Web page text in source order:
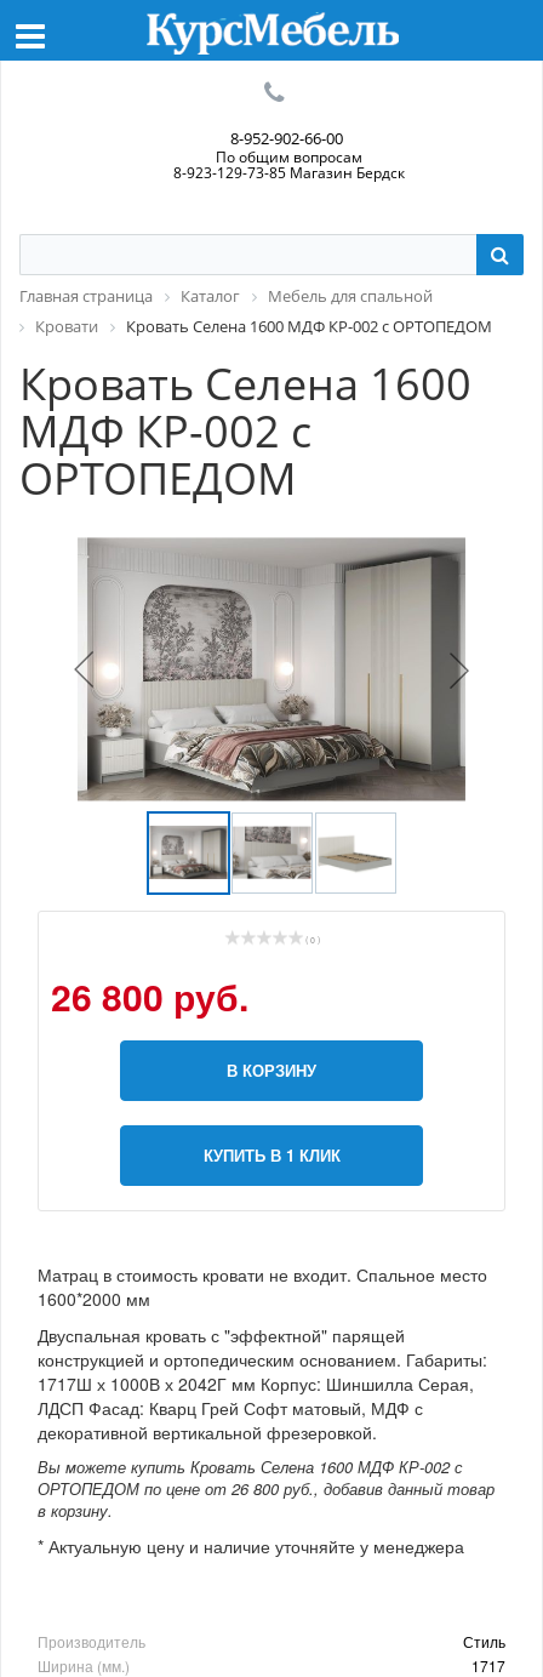
8-952-902-66-00
По общим вопросам
8-923-129-73-85 Магазин Бердск
Главная страница Каталог
Мебель для спальной
Кровати
Кровать Селена 1600 МДФ КР-002 с ОРТОПЕДОМ
Кровать Селена 1600
МДФ КР-002 с
ОРТОПЕДОМ
( 0 )
26 800 руб.
В КОРЗИНУ
КУПИТЬ В 1 КЛИК
Матрац в стоимость кровати не входит. Спальное место
1600*2000 мм
Двуспальная кровать с "эффектной" парящей
конструкцией и ортопедическим основанием. Габариты:
1717Ш х 1000В х 2042Г мм Корпус: Шиншилла Серая,
ЛДСП Фасад: Кварц Грей Софт матовый, МДФ с
декоративной вертикальной фрезеровкой.
Вы можете купить Кровать Селена 1600 МДФ КР-002 с
ОРТОПЕДОМ по цене от 26 800 руб., добавив данный товар
в корзину.
* Актуальную цену и наличие уточняйте у менеджера
Производитель
Стиль
Ширина (мм.)
1717